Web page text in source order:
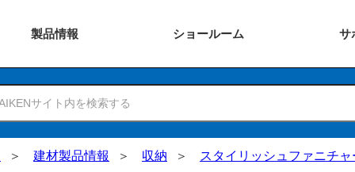
製品情報 ショールーム サ
建材製品情報 収納 スタイリッシュファニチャ